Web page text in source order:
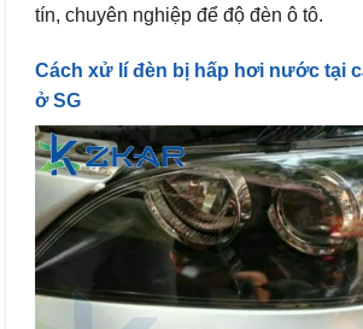
tín, chuyên nghiệp để độ đèn ô tô.
Cách xử lí đèn bị hấp hơi nước tại
ở SG